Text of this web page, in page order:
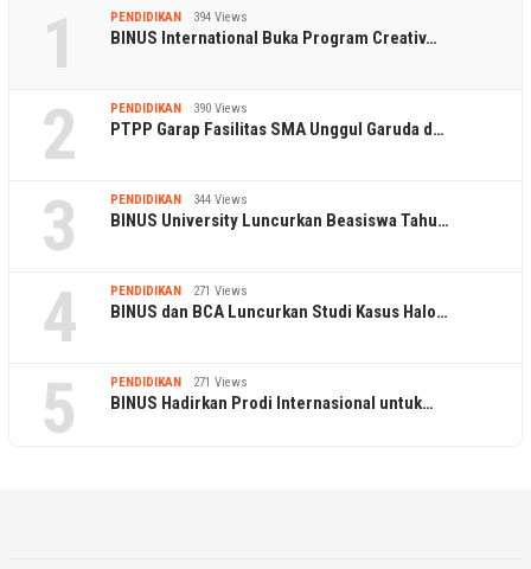
1 PENDIDIKAN 394 Views
BINUS International Buka Program Creativ…
2 PENDIDIKAN 390 Views
PTPP Garap Fasilitas SMA Unggul Garuda d…
3 PENDIDIKAN 344 Views
BINUS University Luncurkan Beasiswa Tahu…
4 PENDIDIKAN 271 Views
BINUS dan BCA Luncurkan Studi Kasus Halo…
5 PENDIDIKAN 271 Views
BINUS Hadirkan Prodi Internasional untuk…